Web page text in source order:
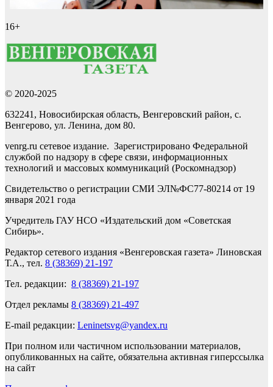
16+
© 2020-2025
632241, Новосибирская область, Венгеровский район, с.
Венгерово, ул. Ленина, дом 80.
venrg.ru сетевое издание. Зарегистрировано Федеральной
службой по надзору в сфере связи, информационных
технологий и массовых коммуникаций (Роскомнадзор)
Свидетельство о регистрации СМИ ЭЛ№ФС77-80214 от 19
января 2021 года
Учредитель ГАУ НСО «Издательский дом «Советская
Сибирь».
Редактор сетевого издания «Венгеровская газета» Линовская
Т.А., тел. 8 (38369) 21-197
Тел. редакции: 8 (38369) 21-197
Отдел рекламы 8 (38369) 21-497
E-mail редакции: Leninetsvg@yandex.ru
При полном или частичном использовании материалов,
опубликованных на сайте, обязательна активная гиперссылка
на сайт